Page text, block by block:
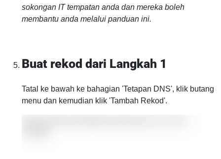
sokongan IT tempatan anda dan mereka boleh
membantu anda melalui panduan ini.
Buat rekod dari Langkah 1
Tatal ke bawah ke bahagian 'Tetapan DNS', klik butang
menu dan kemudian klik 'Tambah Rekod'.